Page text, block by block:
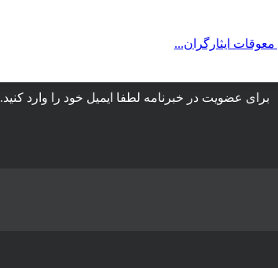
ایثارگران...
برای عضویت در خبرنامه لطفا ایمیل خود را وارد کنید.